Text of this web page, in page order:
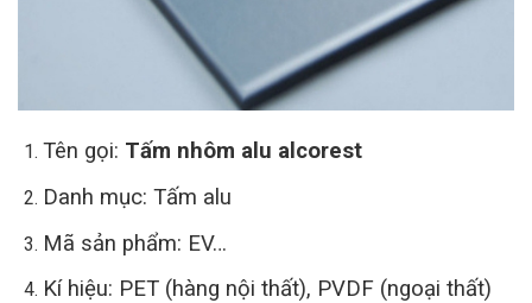
Tên gọi: Tấm nhôm alu alcorest
Danh mục: Tấm alu
Mã sản phẩm: EV…
Kí hiệu: PET (hàng nội thất), PVDF (ngoại thất)